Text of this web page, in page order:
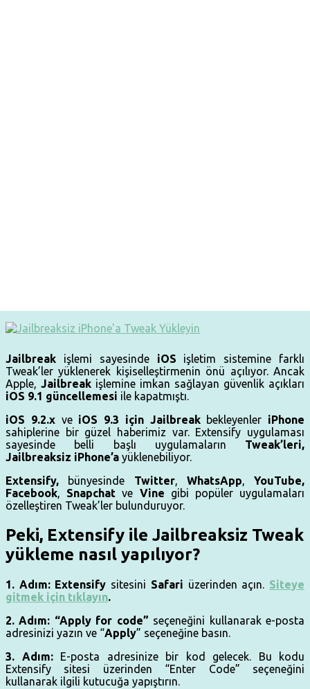
Jailbreak işlemi sayesinde iOS işletim sistemine farklı
Tweak’ler yüklenerek kişiselleştirmenin önü açılıyor. Ancak
Apple, Jailbreak işlemine imkan sağlayan güvenlik açıkları
iOS 9.1 güncellemesi ile kapatmıştı.
iOS 9.2.xve iOS 9.3 için Jailbreakbekleyenler iPhone
sahiplerine bir güzel haberimiz var. Extensify uygulaması
sayesinde belli başlı uygulamaların Tweak’leri,
Jailbreaksiz iPhone’a yüklenebiliyor.
Extensify, bünyesinde Twitter, WhatsApp, YouTube,
Facebook, Snapchat ve Vine gibi popüler uygulamaları
özelleştiren Tweak’ler bulunduruyor.
Peki, Extensify ile Jailbreaksiz Tweak
yükleme nasıl yapılıyor?
1. Adım: Extensify sitesini Safari üzerinden açın. Siteye
gitmek için tıklayın.
2. Adım: “Apply for code” seçeneğini kullanarak e-posta
adresinizi yazın ve “Apply” seçeneğine basın.
3. Adım:E-posta adresinize bir kod gelecek. Bu kodu
Extensify sitesi üzerinden “Enter Code” seçeneğini
kullanarak ilgili kutucuğa yapıştırın.